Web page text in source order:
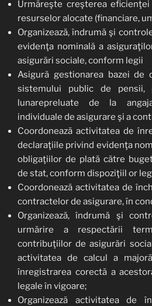
Urmăreşte creşterea
resurselor alocate (financiare,
Organizează, îndrumă şi
evidenţa nominală a
asigurări sociale, conform legii
Asigură gestionarea bazei de
sistemului public de pensii,
lunarepreluate de la
individuale de asigurare şi a
Coordonează activitatea de
declaraţiile privind evidenţa
obligaţiilor de plată către
de stat, conform dispoziţiil or
Coordonează activitatea de
contractelor de asigurare, în
Organizează, îndrumă şi
urmărire a respectării
contribuţiilor de asigurări
activitatea de calcul a
înregistrarea corectă a
legale în vigoare;
Organizează activitatea de